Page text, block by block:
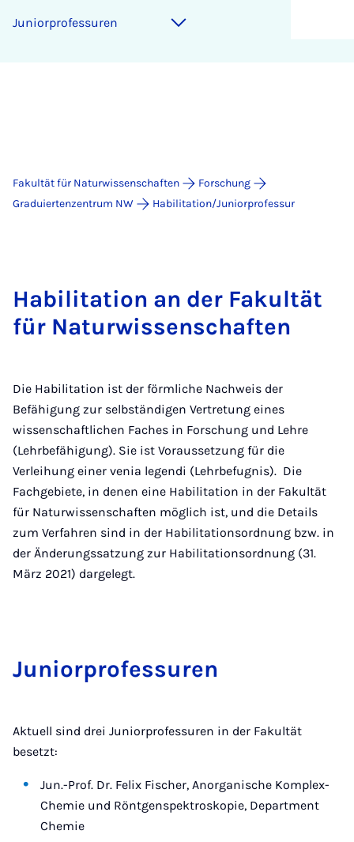
Ju­ni­o­r­pro­fes­su­ren
Fakultät für Naturwissenschaften
Forschung
Graduiertenzentrum NW
Habilitation/Juniorprofessur
Habilitation an der Fakultät
für Naturwissenschaften
Die Habilitation ist der förmliche Nachweis der
Befähigung zur selbständigen Vertretung eines
wissenschaftlichen Faches in Forschung und Lehre
(Lehrbefähigung). Sie ist Voraussetzung für die
Verleihung einer venia legendi (Lehrbefugnis). Die
Fachgebiete, in denen eine Habilitation in der Fakultät
für Naturwissenschaften möglich ist, und die Details
zum Verfahren sind in der Habilitationsordnung bzw. in
der Änderungssatzung zur Habilitationsordnung (31.
März 2021) dargelegt.
Ju­ni­o­r­pro­fes­su­ren
Aktuell sind drei Juniorprofessuren in der Fakultät
besetzt:
Jun.-Prof. Dr. Felix Fischer, Anorganische Komplex-
Chemie und Röntgenspektroskopie, Department
Chemie